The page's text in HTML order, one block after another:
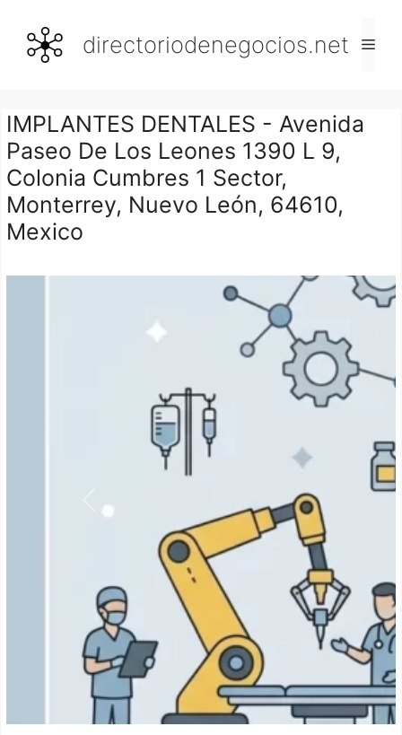
contenido
directoriodenegocios.net
IMPLANTES DENTALES - Avenida
Paseo De Los Leones 1390 L 9,
Colonia Cumbres 1 Sector,
Monterrey, Nuevo León, 64610,
Mexico
Anterior